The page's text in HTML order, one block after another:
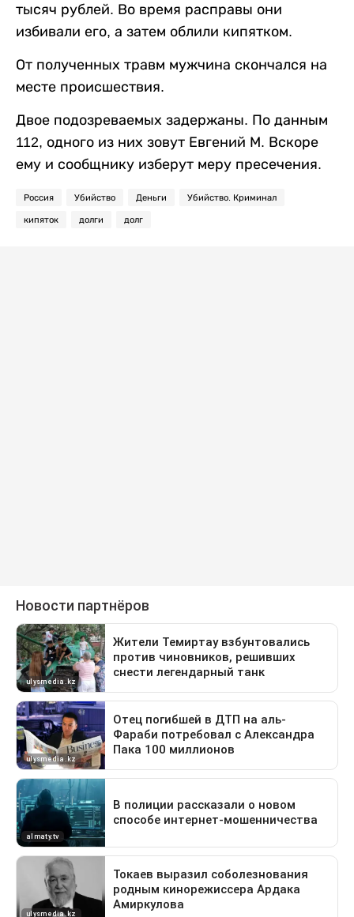
тысяч рублей. Во время расправы они
избивали его, а затем облили кипятком.
От полученных травм мужчина скончался на
месте происшествия.
Двое подозреваемых задержаны. По данным
112, одного из них зовут Евгений М. Вскоре
ему и сообщнику изберут меру пресечения.
Россия Убийство Деньги Убийство. Криминал
кипяток долги долг